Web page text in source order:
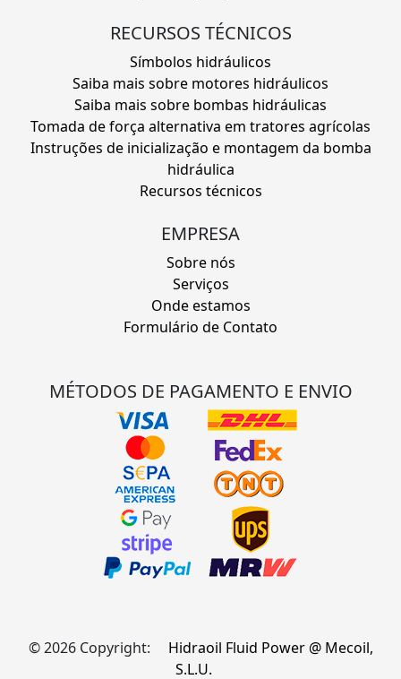
RECURSOS TÉCNICOS
Símbolos hidráulicos
Saiba mais sobre motores hidráulicos
Saiba mais sobre bombas hidráulicas
Tomada de força alternativa em tratores agrícolas
Instruções de inicialização e montagem da bomba
hidráulica
Recursos técnicos
EMPRESA
Sobre nós
Serviços
Onde estamos
Formulário de Contato
MÉTODOS DE PAGAMENTO E ENVIO
© 2026 Copyright:
Hidraoil Fluid Power @ Mecoil,
S.L.U.